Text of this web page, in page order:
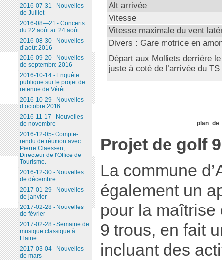
Alt arrivée
Vitesse
Vitesse maximale du vent
Divers : Gare motrice en
Départ aux Molliets derrière
juste à coté de l’arrivée du
Projet de golf
La commune
également un
pour la maîtrise
9 trous, en fait
incluant des
2016-07-31 - Nouvelles
de Juillet
2016-08—21 - Concerts
du 22 août au 24 août
2016-08-30 - Nouvelles
d’août 2016
2016-09-20 - Nouvelles
de septembre 2016
2016-10-14 - Enquête
publique sur le projet de
retenue de Vérêt
2016-10-29 - Nouvelles
d’octobre 2016
2016-11-17 - Nouvelles
de novembre
2016-12-05- Compte-
rendu de réunion avec
Pierre Claessen,
Directeur de l’Office de
Tourisme.
2016-12-30 - Nouvelles
de décembre
2017-01-29 - Nouvelles
de janvier
2017-02-28 - Nouvelles
de février
2017-02-28 - Semaine de
musique classique à
Flaine.
2017-03-04 - Nouvelles
de mars